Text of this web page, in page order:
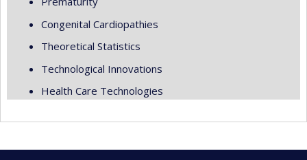
Congenital Cardiopathies
Theoretical Statistics
Technological Innovations
Health Care Technologies